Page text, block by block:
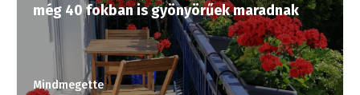
még 40 fokban is gyönyörűek maradnak
Mindmegette